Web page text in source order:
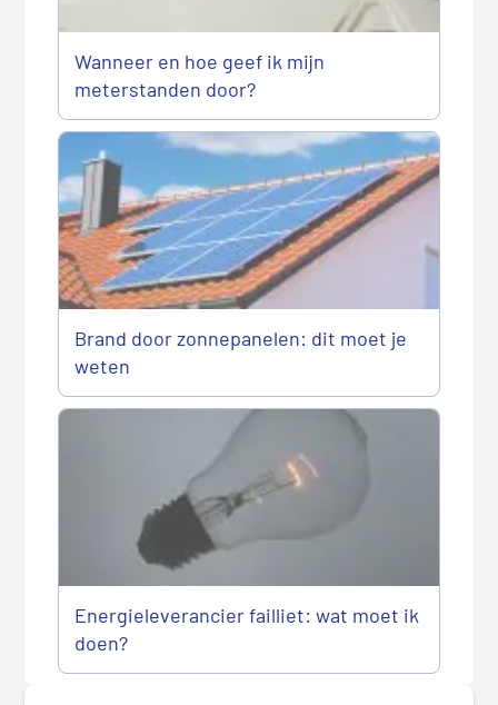
Wanneer en hoe geef ik mijn
meterstanden door?
Brand door zonnepanelen: dit moet je
weten
Energieleverancier failliet: wat moet ik
doen?